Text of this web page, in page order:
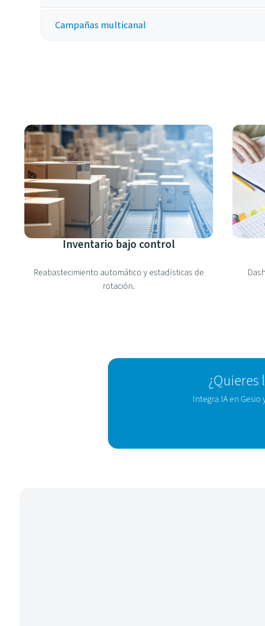
Campañas multicanal
Inventario bajo control
Reabastecimiento automático y estadísticas de
rotación.
¿Quieres
Integra IA en